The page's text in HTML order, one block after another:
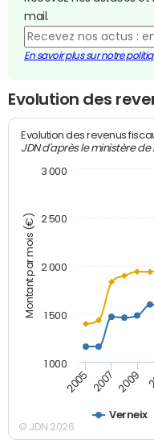
mail.
En savoir plus sur notre
Evolution des
Montant par mois (€)
Evolution des revenus
JDN d'après le ministère de
Verneix
2005 2007 2009
1 000
1 500
2 000
2 500
3 000
© JDN 2026